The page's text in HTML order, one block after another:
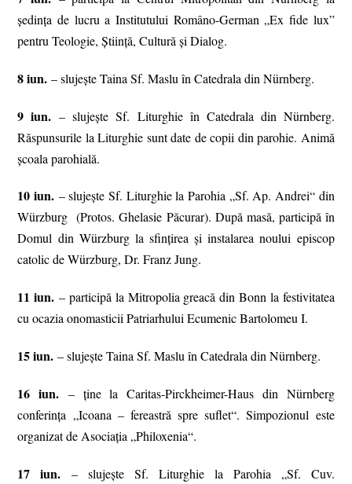
şedinţa de lucru a Institutului Româno-German „Ex fide lux”
pentru Teologie, Știință, Cultură și Dialog.
8 iun.– slujește Taina Sf. Maslu în Catedrala din Nürnberg.
9 iun.– slujește Sf. Liturghie în Catedrala din Nürnberg.
Răspunsurile la Liturghie sunt date de copii din parohie. Animă
școala parohială.
10 iun. – slujește Sf. Liturghie la Parohia „Sf. Ap. Andrei“ din
Würzburg (Protos. Ghelasie Păcurar). După masă, participă în
Domul din Würzburg la sfințirea și instalarea noului episcop
catolic de Würzburg, Dr. Franz Jung.
11 iun. – participă la Mitropolia greacă din Bonn la festivitatea
cu ocazia onomasticii Patriarhului Ecumenic Bartolomeu I.
15 iun.– slujește Taina Sf. Maslu în Catedrala din Nürnberg.
16 iun. – ține la Caritas-Pirckheimer-Haus din Nürnberg
conferința „Icoana – fereastră spre suflet“. Simpozionul este
organizat de Asociația „Philoxenia“.
17 iun. – slujește Sf. Liturghie la Parohia „Sf. Cuv.